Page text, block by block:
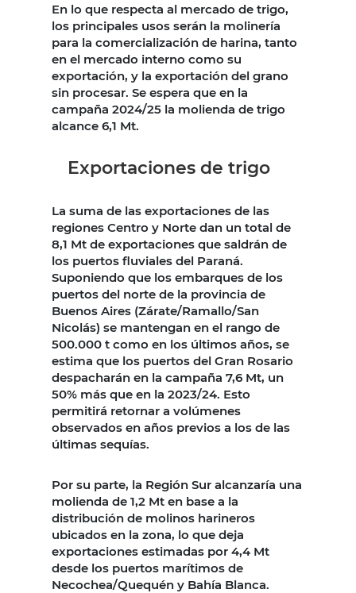
En lo que respecta al mercado de trigo,
los principales usos serán la molinería
para la comercialización de harina, tanto
en el mercado interno como su
exportación, y la exportación del grano
sin procesar. Se espera que en la
campaña 2024/25 la molienda de trigo
alcance 6,1 Mt.
Exportaciones de trigo
La suma de las exportaciones de las
regiones Centro y Norte dan un total de
8,1 Mt de exportaciones que saldrán de
los puertos fluviales del Paraná.
Suponiendo que los embarques de los
puertos del norte de la provincia de
Buenos Aires (Zárate/Ramallo/San
Nicolás) se mantengan en el rango de
500.000 t como en los últimos años, se
estima que los puertos del Gran Rosario
despacharán en la campaña 7,6 Mt, un
50% más que en la 2023/24. Esto
permitirá retornar a volúmenes
observados en años previos a los de las
últimas sequías.
Por su parte, la Región Sur alcanzaría una
molienda de 1,2 Mt en base a la
distribución de molinos harineros
ubicados en la zona, lo que deja
exportaciones estimadas por 4,4 Mt
desde los puertos marítimos de
Necochea/Quequén y Bahía Blanca.